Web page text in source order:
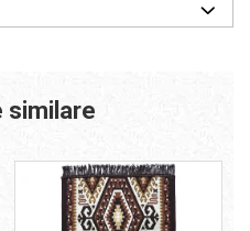
similare